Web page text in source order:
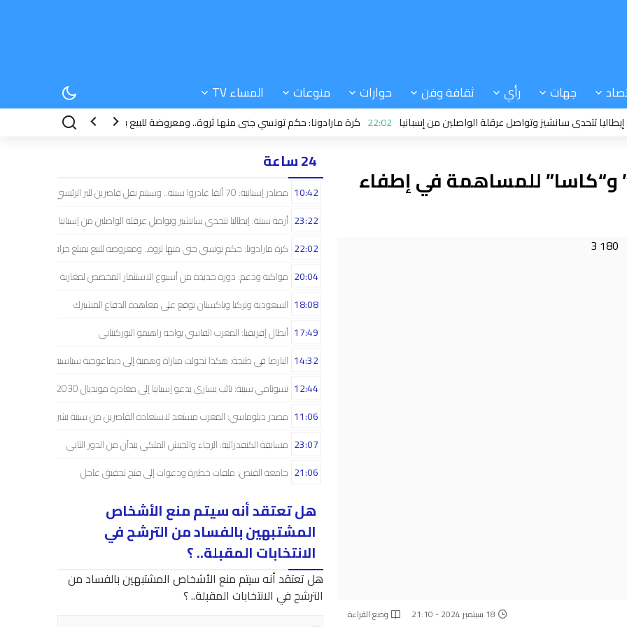
جهات رأي ثقافة وفن حوارات منوعات المساء TV
تتحدى سانشيز وتواصل عرقلة الواصلين من إسبانيا 22:02 كرة مارادونا: حكم تونسي جنى منها ثروة.. ومعروضة للبيع بمبلغ خرافي 20:04 مواكبة ودعم:
و“كاسا” للمساهمة في إطفاء
18 سبتمبر 2024 - 21:10 وضع القراءة
24 ساعة
مصادر إسبانية: 70 ألفا غادروا سبتة.. وسيتم نقل قاصرين للبر الرئيسي 10:42
أزمة سبتة: إيطاليا تتحدى سانشيز وتواصل عرقلة الواصلين من إسبانيا 23:22
كرة مارادونا: حكم تونسي جنى منها ثروة.. ومعروضة للبيع بمبلغ خرافي 22:02
مواكبة ودعم: دورة جديدة من أسبوع الاستثمار المخصص لمغاربة العالم 20:04
السعودية وتركيا وباكستان توقع على معاهدة الدفاع المشترك 18:08
أبطال إفريقيا: المغرب الفاسي يواجه راهيمو البوركينابي 17:49
البارصا في طنجة: هكذا تحولت مباراة وهمية إلى ديماغوجية سياسية..! 14:32
تسونامي سبتة: نائب يساري يدعو إسبانيا إلى مغادرة مونديال 2030 12:44
مصدر دبلوماسي: المغرب مستعد لاستعادة القاصرين من سبتة بشراكة إسبانية 11:06
مسابقة الكنفدرالية: الرجاء والجيش الملكي يبدآن من الدور الثاني 23:07
جامعة القنص: ملفات خطيرة ودعوات إلى فتح تحقيق عاجل 21:06
هل تعتقد أنه سيتم منع الأشخاص
المشتبهين بالفساد من الترشح في
الانتخابات المقبلة.. ؟
هل تعتقد أنه سيتم منع الأشخاص المشتبهين بالفساد من
الترشح في الانتخابات المقبلة.. ؟